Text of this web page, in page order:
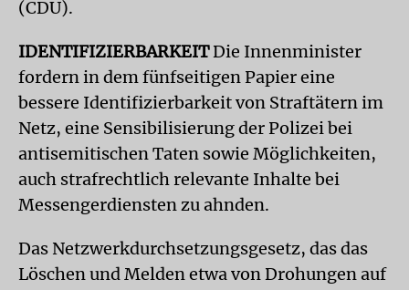
(CDU).
IDENTIFIZIERBARKEITDie Innenminister
fordern in dem fünfseitigen Papier eine
bessere Identifizierbarkeit von Straftätern im
Netz, eine Sensibilisierung der Polizei bei
antisemitischen Taten sowie Möglichkeiten,
auch strafrechtlich relevante Inhalte bei
Messengerdiensten zu ahnden.
Das Netzwerkdurchsetzungsgesetz, das das
Löschen und Melden etwa von Drohungen auf